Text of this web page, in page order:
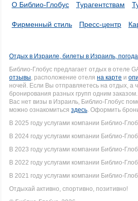
О Библио-Глобус Турагентствам
Фирменный стиль Пресс-центр
Отдых в Израиле, билеты в Израиль,
Библио-Глобус предлагает отдых в отеле
отзывы, расположение отеля на карте и
ночей. Если Вы отправляетесь на отдых, а
бронирования разных групп одним
Вас нет визы в Израиль, Библио-Глобус
можно ознакомиться здесь. Оформить
В 2025 году услугами компании Библио-
В 2024 году услугами компании Библио-
В 2023 году услугами компании Библио-
В 2022 году услугами компании Библио-
В 2021 году услугами компании Библио-
Отдыхай активно, спортивно, позитивно!